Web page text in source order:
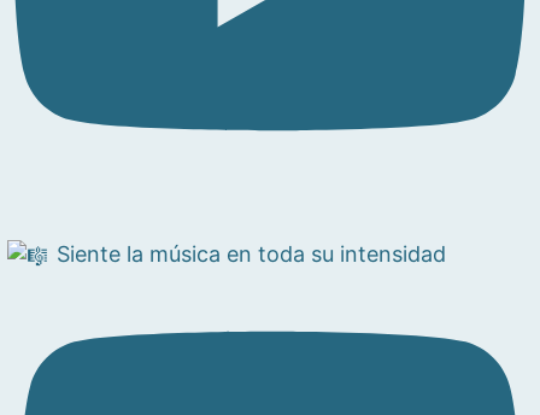
Siente la música en toda su intensidad